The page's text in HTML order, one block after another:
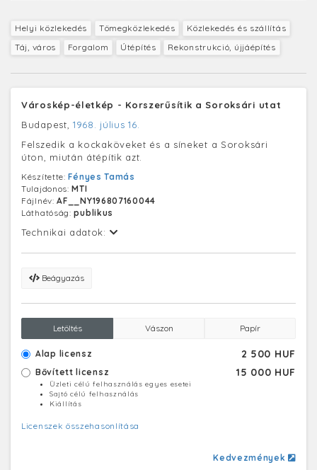
Helyi közlekedés Tömegközlekedés
Közlekedés és szállítás
Táj, város
Forgalom Útépítés Rekonstrukció, újjáépítés
Városkép-életkép - Korszerűsítik a Soroksári utat
Budapest, 1968. július 16.
Felszedik a kockaköveket és a síneket a Soroksári
úton, miután átépítik azt.
Készítette:Fényes Tamás
Tulajdonos:MTI
Fájlnév:AF__NY196807160044
Láthatóság:publikus
Technikai adatok:
Beágyazás
Letöltés Vászon Papír
Alap licensz 2 500 HUF
Bővített licensz 15 000 HUF
Üzleti célú felhasználás egyes esetei
Sajtó célú felhasználás
Kiállítás
Licenszek összehasonlítása
Kedvezmények